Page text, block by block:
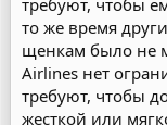
требуют, чтобы
то же время
щенкам было не
Airlines нет
требуют, чтобы
жесткой или